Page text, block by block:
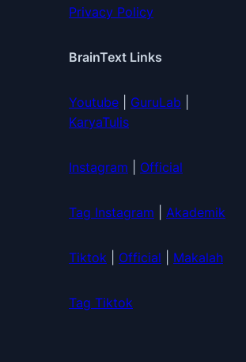
Privacy Policy
BrainText Links
Youtube GuruLab
KaryaTulis
Instagram Official
Tag Instagram Akademik
Tiktok Official Makalah
Tag Tiktok